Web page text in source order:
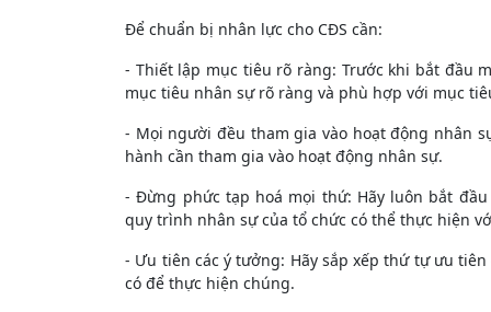
Để chuẩn bị nhân lực cho CĐS cần:
- Thiết lập mục tiêu rõ ràng: Trước khi bắt đầu
mục tiêu nhân sự rõ ràng và phù hợp với mục
- Mọi người đều tham gia vào hoạt động nhân
hành cần tham gia vào hoạt động nhân sự.
- Đừng phức tạp hoá mọi thứ: Hãy luôn bắt
quy trình nhân sự của tổ chức có thể thực hiện
- Ưu tiên các ý tưởng: Hãy sắp xếp thứ tự ưu
có để thực hiện chúng.